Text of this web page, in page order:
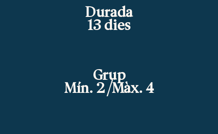
Durada
13 dies
Grup
Mín. 2 /Màx. 4